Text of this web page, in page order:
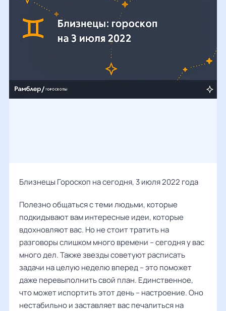
Близнецы Гороскоп на сегодня, 3 июля 2022 года
Полезно общаться с теми людьми, которые
подкидывают вам интересные идеи, которые
вдохновляют вас. Но не стоит тратить на
разговоры слишком много времени – сегодня у вас
много дел. Также звезды советуют расписать
задачи на целую неделю вперед – это поможет
даже перевыполнить свой план. Единственное,
что может испортить этот день – настроение. Оно
нестабильно и заставляет вас печалиться на